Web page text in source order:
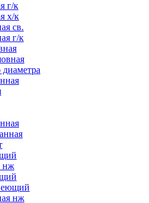
г/к
х/к
св.
г/к
нж
нж